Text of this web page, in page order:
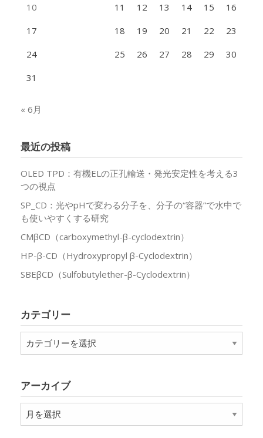
10
11 12 13 14 15
16
17
18 19 20 21 22
23
24
25 26 27 28 29
30
31
« 6月
最近の投稿
OLED TPD：有機ELの正孔輸送・発光安定性を考える3
つの視点
SP_CD：光やpHで変わる分子を、分子の“容器”で水中で
も使いやすくする研究
CMβCD（carboxymethyl-β-cyclodextrin）
HP-β-CD（Hydroxypropyl β-Cyclodextrin）
SBEβCD（Sulfobutylether-β-Cyclodextrin）
カテゴリー
テ
ー
アーカイブ
ア
ー